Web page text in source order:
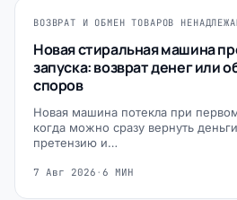
Новая стиральная машина
запуска: возврат денег или
споров
Новая машина потекла при
когда можно сразу вернуть
претензию и…
7 Авг 2026 · 6 МИН